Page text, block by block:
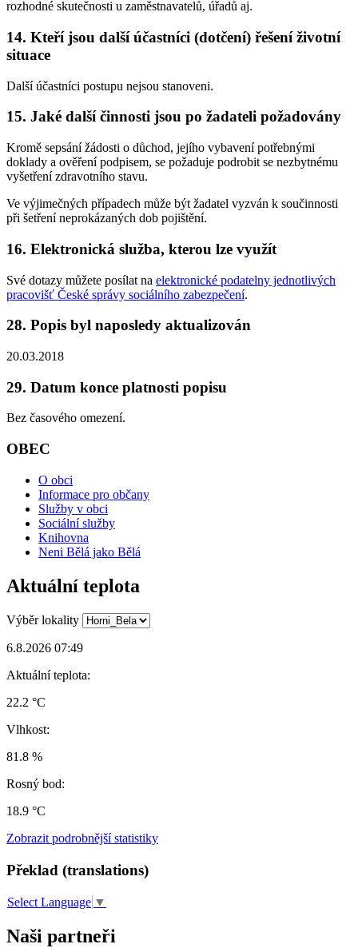
rozhodné skutečnosti u zaměstnavatelů, úřadů aj.
14. Kteří jsou další účastníci (dotčení) řešení životní
situace
Další účastníci postupu nejsou stanoveni.
15. Jaké další činnosti jsou po žadateli požadovány
Kromě sepsání žádosti o důchod, jejího vybavení potřebnými
doklady a ověření podpisem, se požaduje podrobit se nezbytnému
vyšetření zdravotního stavu.
Ve výjimečných případech může být žadatel vyzván k součinnosti
při šetření neprokázaných dob pojištění.
16. Elektronická služba, kterou lze využít
Své dotazy můžete posílat na elektronické podatelny jednotlivých
pracovišť České správy sociálního zabezpečení.
28. Popis byl naposledy aktualizován
20.03.2018
29. Datum konce platnosti popisu
Bez časového omezení.
OBEC
O obci
Informace pro občany
Služby v obci
Sociální služby
Knihovna
Neni Bělá jako Bělá
Aktuální teplota
Výběr lokality
6.8.2026 07:49
Aktuální teplota:
22.2 °C
Vlhkost:
81.8 %
Rosný bod:
18.9 °C
Zobrazit podrobnější statistiky
Překlad (translations)
Select Language ▼
Naši partneři